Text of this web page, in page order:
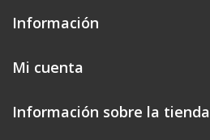
Información
Mi cuenta
Información sobre la tienda